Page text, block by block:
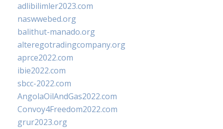
adlibilimler2023.com
naswwebed.org
balithut-manado.org
alteregotradingcompany.org
aprce2022.com
ibie2022.com
sbcc-2022.com
AngolaOilAndGas2022.com
Convoy4Freedom2022.com
grur2023.org